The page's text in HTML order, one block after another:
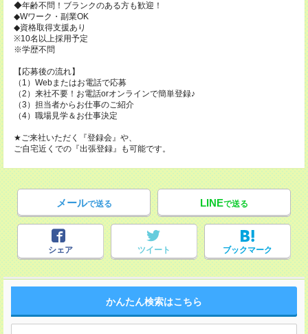
◆年齢不問！ブランクのある方も歓迎！
◆Wワーク・副業OK
◆資格取得支援あり
※10名以上採用予定
※学歴不問
【応募後の流れ】
（1）Webまたはお電話で応募
（2）来社不要！お電話orオンラインで簡単登録♪
（3）担当者からお仕事のご紹介
（4）職場見学＆お仕事決定
★ご来社いただく『登録会』や、
ご自宅近くでの『出張登録』も可能です。
メールで送る LINEで送る
シェア ツイート ブックマーク
かんたん検索はこちら